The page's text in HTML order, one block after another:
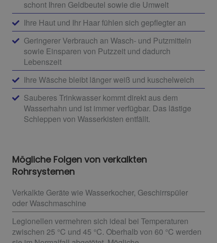
schont Ihren Geldbeutel sowie die Umwelt
Ihre Haut und Ihr Haar fühlen sich gepflegter an
Geringerer Verbrauch an Wasch- und Putzmitteln
sowie Einsparen von Putzzeit und dadurch
Lebenszeit
Ihre Wäsche bleibt länger weiß und kuschelweich
Sauberes Trinkwasser kommt direkt aus dem
Wasserhahn und ist immer verfügbar. Das lästige
Schleppen von Wasserkisten entfällt.
Mögliche Folgen von verkalkten
Rohrsystemen
Verkalkte Geräte wie Wasserkocher, Geschirrspüler
oder Waschmaschine
Legionellen vermehren sich ideal bei Temperaturen
zwischen 25 °C und 45 °C. Oberhalb von 60 °C werden